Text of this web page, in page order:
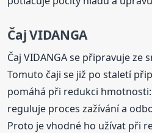
Čaj VIDANGA
Čaj VIDANGA se připravuje ze
Tomuto čaji se již po staletí
pomáhá při redukci
reguluje proces zažívání a
Proto je vhodné ho užívat při